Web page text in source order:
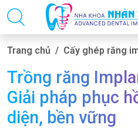
Trang chủ Cấy ghép răng
Trồng răng
Giải pháp phục
diện, bền vững